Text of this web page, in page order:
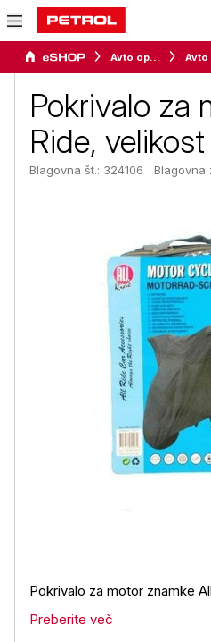
Avto oprema in avtomobilizem
Pokrivalo za
Ride,
Blagovna št.: 324106 Blagovna
Pokrivalo za motor znamke
Preberite več